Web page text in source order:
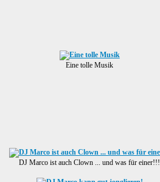
Eine tolle Musik
DJ Marco ist auch Clown ... und was für einer!!!